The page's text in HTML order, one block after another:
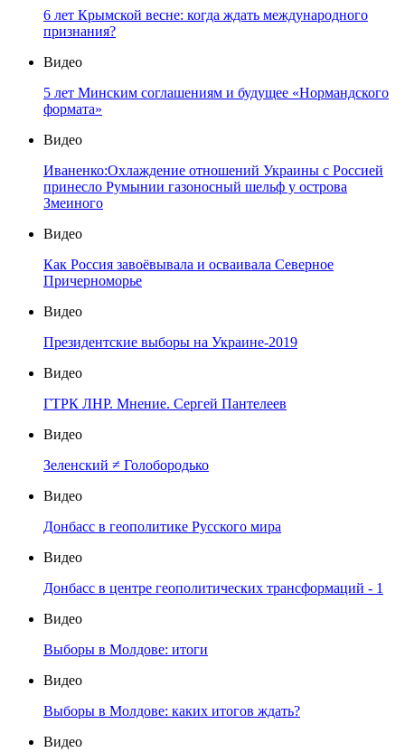
6 лет Крымской весне: когда ждать международного
признания?
Видео
5 лет Минским соглашениям и будущее «Нормандского
формата»
Видео
Иваненко:Охлаждение отношений Украины с Россией
принесло Румынии газоносный шельф у острова
Змеиного
Видео
Как Россия завоёвывала и осваивала Северное
Причерноморье
Видео
Президентские выборы на Украине-2019
Видео
ГТРК ЛНР. Мнение. Сергей Пантелеев
Видео
Зеленский ≠ Голобородько
Видео
Донбасс в геополитике Русского мира
Видео
Донбасс в центре геополитических трансформаций - 1
Видео
Выборы в Молдове: итоги
Видео
Выборы в Молдове: каких итогов ждать?
Видео